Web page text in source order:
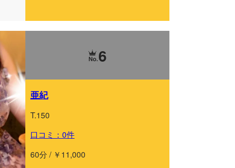
6
亜紀
T.150
口コミ：0件
60分 / ￥11,000